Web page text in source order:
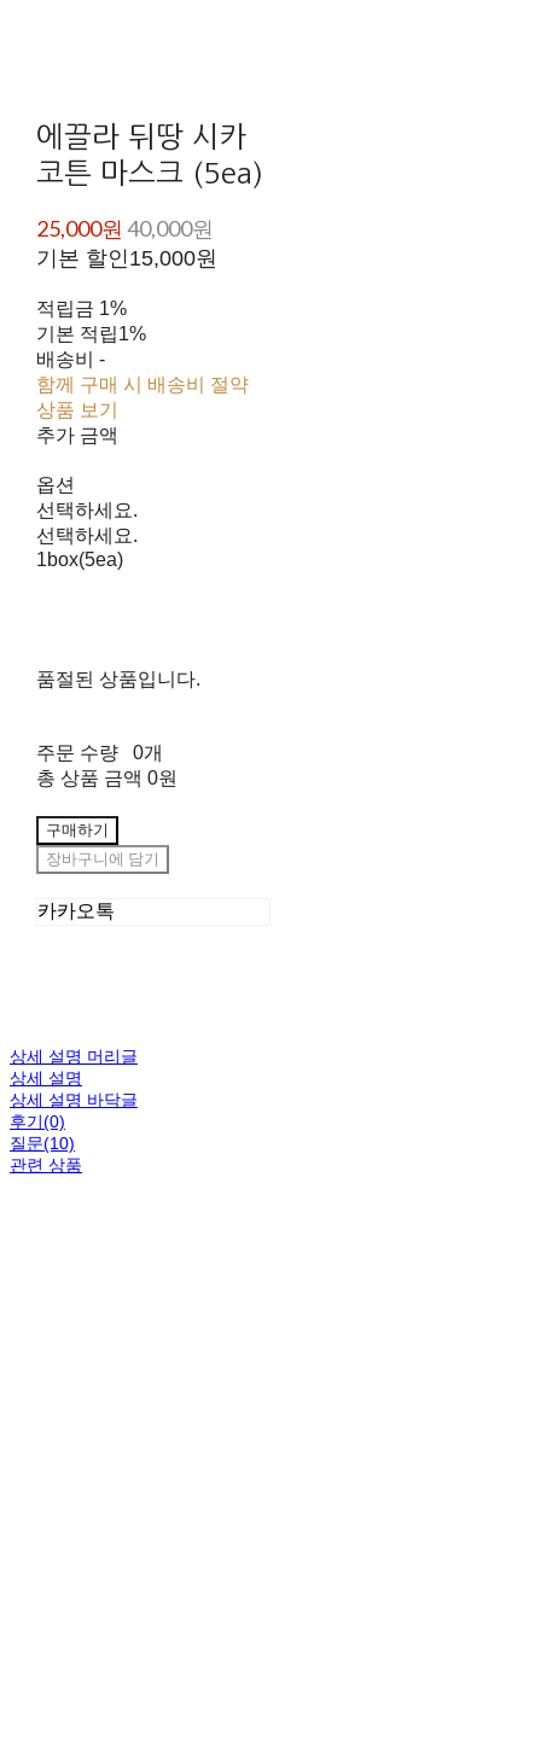
에끌라 뒤땅 시카
코튼 마스크 (5ea)
25,000원 40,000원
기본 할인15,000원
적립금 1%
기본 적립1%
배송비 -
함께 구매 시 배송비 절약
상품 보기
추가 금액
옵션
선택하세요.
선택하세요.
1box(5ea)
품절된 상품입니다.
주문 수량
0개
총 상품 금액 0원
구매하기
장바구니에 담기
카카오톡
상세 설명 머리글
상세 설명
상세 설명 바닥글
후기(0)
질문(10)
관련 상품